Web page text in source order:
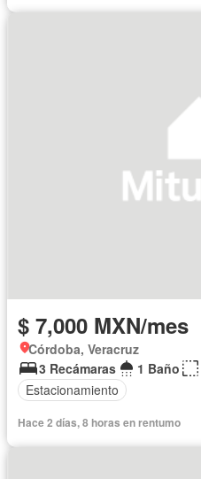
$ 7,000 MXN/mes
Córdoba, Veracruz
3 Recámaras
1 Baño
Estacionamiento
Hace 2 días, 8 horas en rentumo